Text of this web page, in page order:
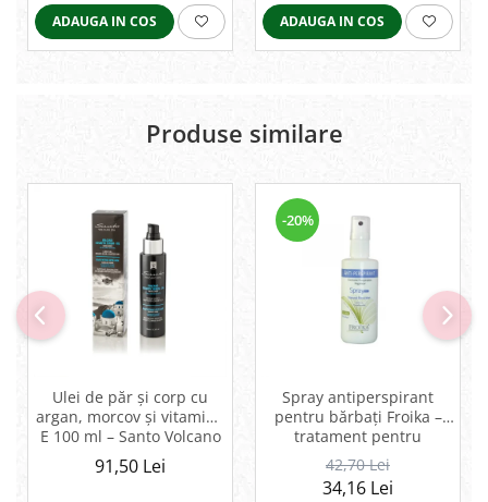
ADAUGA IN COS ADAUGA IN COS
Produse similare
Ulei de păr și corp cu
argan, morcov și vitamina
E 100 ml – Santo Volcano
Spa
91,50 Lei
-20%
Spray antiperspirant
pentru bărbați Froika –
tratament pentru
hiperhidroză și
bromhidroză
42,70 Lei
34,16 Lei